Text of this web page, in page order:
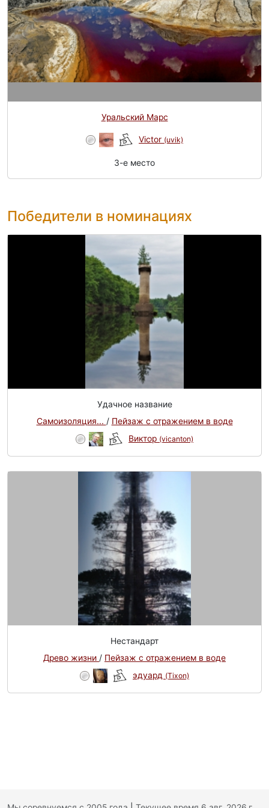
Уральский Марс
Victor (uvik)
3-e место
Победители в номинациях
Удачное название
Самоизоляция... / Пейзаж с отражением в воде
Виктор (vicanton)
Нестандарт
Древо жизни / Пейзаж с отражением в воде
эдуард (Tixon)